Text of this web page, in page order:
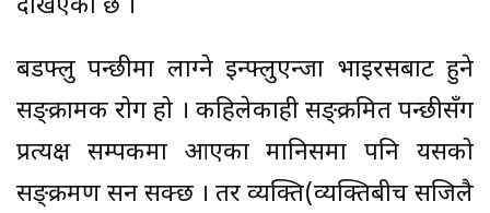
देखिएको छ ।
बर्डफ्लु पन्छीमा लाग्ने इन्फ्लुएन्जा भाइरसबाट हुने
सङ्क्रामक रोग हो । कहिलेकाही सङ्क्रमित पन्छीसँग
प्रत्यक्ष सम्पर्कमा आएका मानिसमा पनि यसको
सङ्क्रमण सर्न सक्छ । तर व्यक्ति(व्यक्तिबीच सजिलै